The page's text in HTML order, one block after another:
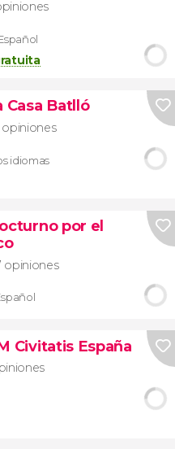
Casa Batlló
opiniones
idiomas
por el
opiniones
Civitatis España